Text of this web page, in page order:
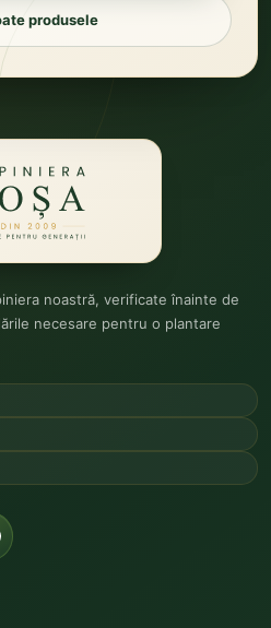
produsele
noastră, verificate înainte de
necesare pentru o plantare